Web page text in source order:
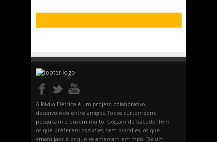
A Rádio Elétrica é um projeto colaborativo,
desenvolvido entre amigos. Todos curtem som,
pesquisam e ouvem muito. Gostam do babado. Tem
os que preferem os sixties, tem os indies, os que
amam jazz e os que se amarram em mpb. De um